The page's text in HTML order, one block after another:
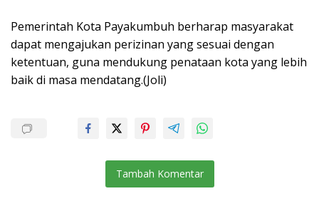
Pemerintah Kota Payakumbuh berharap masyarakat
dapat mengajukan perizinan yang sesuai dengan
ketentuan, guna mendukung penataan kota yang lebih
baik di masa mendatang.(Joli)
Tambah Komentar